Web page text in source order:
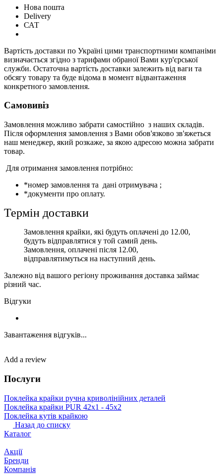
Нова пошта
Delivery
САТ
Вартість доставки по Україні цими транспортними компаніми
визначається згідно з тарифами обраної Вами кур'єрської
служби. Остаточна вартість доставки залежить від ваги та
обсягу товару та буде відома в момент відвантаження
конкретного замовлення.
Самовивіз
Замовлення можливо забрати самостійно з наших складів.
Після оформлення замовлення з Вами обов'язково зв'яжеться
наш менеджер, який розкаже, за якою адресою можна забрати
товар.
Для отримання замовлення потрібно:
*номер замовлення та дані отримувача ;
*документи про оплату.
Термін доставки
Замовлення крайки, які будуть оплачені до 12.00,
будуть відправлятися у той самий день.
Замовлення, оплачені після 12.00,
відправлятимуться на наступний день.
Залежно від вашого регіону проживання доставка займає
різний час.
Відгуки
Завантаження відгуків...
Add a review
Послуги
Поклейка крайки ручна криволінійних деталей
Поклейка крайки PUR 42х1 ‐ 45х2
Поклейка кутів крайкою
Назад до списку
Каталог
Акції
Бренди
Компанія